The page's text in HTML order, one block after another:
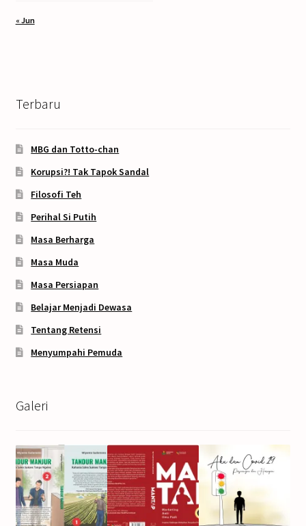
« Jun
Terbaru
MBG dan Totto-chan
Korupsi?! Tak Tapok Sandal
Filosofi Teh
Perihal Si Putih
Masa Berharga
Masa Muda
Masa Persiapan
Belajar Menjadi Dewasa
Tentang Retensi
Menyumpahi Pemuda
Galeri